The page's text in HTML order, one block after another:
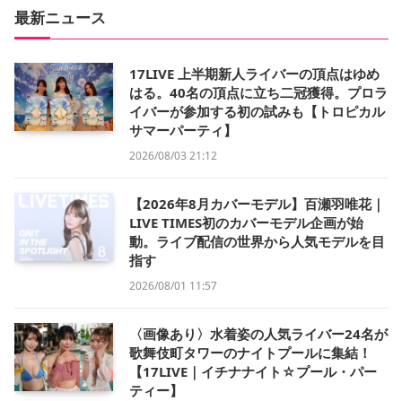
最新ニュース
17LIVE 上半期新人ライバーの頂点はゆめ
はる。40名の頂点に立ち二冠獲得。プロラ
イバーが参加する初の試みも【トロピカル
サマーパーティ】
2026/08/03 21:12
【2026年8月カバーモデル】百瀬羽唯花｜
LIVE TIMES初のカバーモデル企画が始
動。ライブ配信の世界から人気モデルを目
指す
2026/08/01 11:57
〈画像あり〉水着姿の人気ライバー24名が
歌舞伎町タワーのナイトプールに集結！
【17LIVE｜イチナナイト☆プール・パー
ティー】